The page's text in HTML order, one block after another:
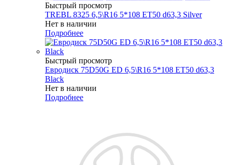
Быстрый просмотр
TREBL 8325 6,5\R16 5*108 ET50 d63,3 Silver
Нет в наличии
Подробнее
Быстрый просмотр
Евродиск 75D50G ED 6,5\R16 5*108 ET50 d63,3
Black
Нет в наличии
Подробнее